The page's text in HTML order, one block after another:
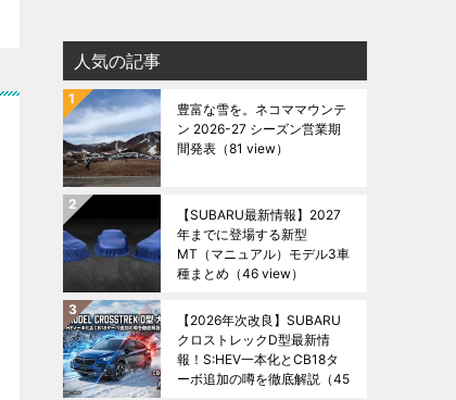
人気の記事
豊富な雪を。ネコママウンテ
ン 2026-27 シーズン営業期
間発表 （81 view）
【SUBARU最新情報】2027
年までに登場する新型
MT（マニュアル）モデル3車
種まとめ （46 view）
【2026年次改良】SUBARU
クロストレックD型最新情
報！S:HEV一本化とCB18タ
ーボ追加の噂を徹底解説 （45